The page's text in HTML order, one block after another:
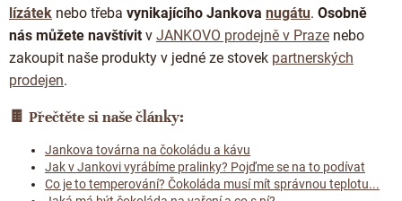
lízátek nebo třeba vynikajícího Jankova nugátu. Osobně
nás můžete navštívit v JANKOVO prodejně v Praze nebo
zakoupit naše produkty v jedné ze stovek partnerských
prodejen.
🍫 Přečtěte si naše články:
Jankova továrna na čokoládu a kávu
Jak v Jankovi vyrábíme pralinky? Pojďme se na to podívat
Co je to temperování? Čokoláda musí mít správnou teplotu...